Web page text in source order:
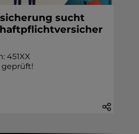
sucht
451XX
geprüft!